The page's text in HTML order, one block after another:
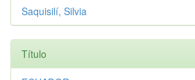
Saquisilí, Silvia
Título